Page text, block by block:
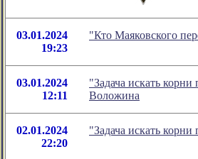
03.01.2024
19:23
"Кто Маяковского
03.01.2024
12:11
"Задача искать
Воложина
02.01.2024
22:20
"Задача искать